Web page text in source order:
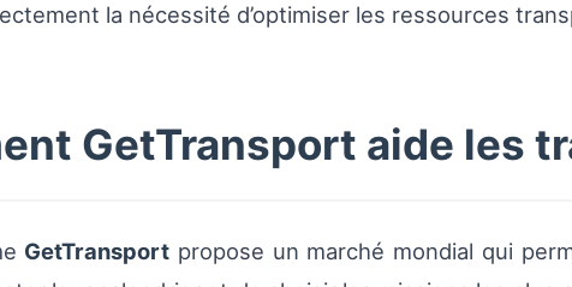
la nécessité d’optimiser les ressources
GetTransport aide les
GetTransport propose un marché mondial qui